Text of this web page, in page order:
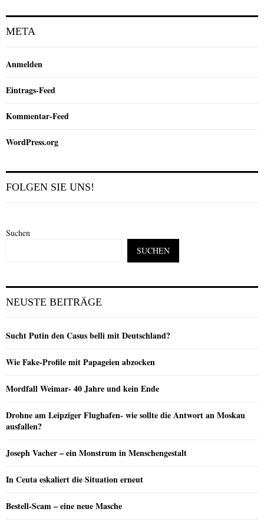
META
Anmelden
Eintrags-Feed
Kommentar-Feed
WordPress.org
FOLGEN SIE UNS!
Suchen
SUCHEN
NEUSTE BEITRÄGE
Sucht Putin den Casus belli mit Deutschland?
Wie Fake-Profile mit Papageien abzocken
Mordfall Weimar- 40 Jahre und kein Ende
Drohne am Leipziger Flughafen- wie sollte die Antwort an Moskau
ausfallen?
Joseph Vacher – ein Monstrum in Menschengestalt
In Ceuta eskaliert die Situation erneut
Bestell-Scam – eine neue Masche